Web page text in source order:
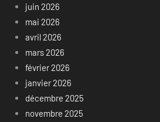
juin 2026
mai 2026
avril 2026
mars 2026
février 2026
janvier 2026
décembre 2025
novembre 2025